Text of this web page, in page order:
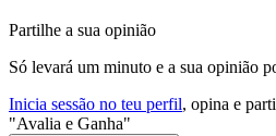
Partilhe a sua opinião
Só levará um minuto e a sua opinião
Inicia sessão no teu perfil, opina e
"Avalia e Ganha"